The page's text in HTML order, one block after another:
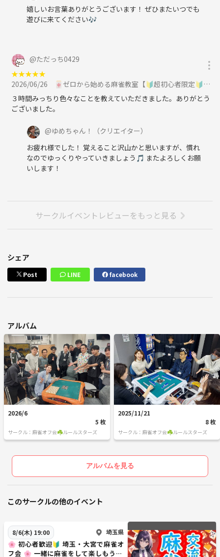
嬉しいお言葉ありがとうございます！ ぜひまたいつでも
遊びに来てください🎶
@ただっち0429
★★★★★
2026/06/26
🀄ゼロから始める麻雀教室【🔰超初心者限定🔰】全く打てない方・初めてみたい方大募集！！に参加
３時間みっちり色々なことを教えていただきました。ありがとう
ございました。
@ゆめちゃん！
（クリエイター）
お疲れ様でした！ 覚えること沢山かと思いますが、慣れ
なのでゆっくりやっていきましょう🎵 またよろしくお願
いします！
サークルイベントレビューをもっと見る
シェア
Post LINE facebook
アルバム
2026/6
5 枚
サークル：麻雀オフ会☘️ルールスターズ
2025/11/21
8 枚
サークル：麻雀オフ会☘️ルールスターズ
アルバムを見る
このサークルの他のイベント
8/6(木) 19:00 埼玉県
🌸 初心者歓迎🔰 埼玉・大宮で麻雀オ
フ会 🌸 一緒に麻雀をして楽しもう🌻